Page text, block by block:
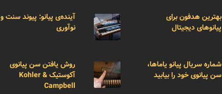
بهترین هدفون برای
پیانوهای دیجیتال
شماره سریال پیانو یاماها،
سن پیانوی خود را بیابید
آینده‌ی پیانو: پیوند سنت و
نوآوری
روش یافتن سن پیانوی
آکوستیک Kohler &
Campbell